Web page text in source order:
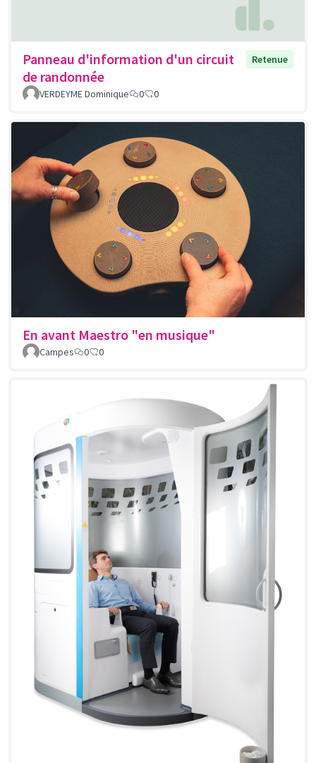
Panneau d'information d'un circuit
de randonnée
Retenue
VERDEYME Dominique 0 0
En avant Maestro "en musique"
Campes 0 0